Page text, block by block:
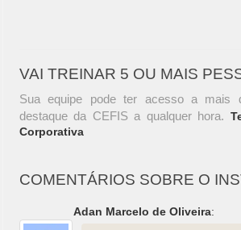
VAI TREINAR 5 OU MAIS
Sua equipe pode ter acesso a mais
destaque da CEFIS a qualquer hora.
Corporativa
COMENTÁRIOS SOBRE O
Adan Marcelo de Oliveira: